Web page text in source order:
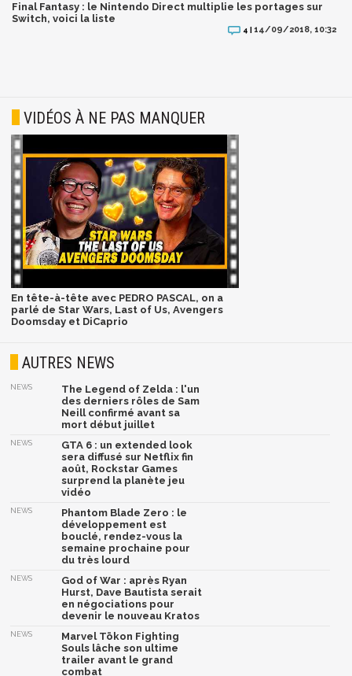
Final Fantasy : le Nintendo Direct multiplie les portages sur
Switch, voici la liste
4 | 14/09/2018, 10:32
VIDÉOS À NE PAS MANQUER
En tête-à-tête avec PEDRO PASCAL, on a
parlé de Star Wars, Last of Us, Avengers
Doomsday et DiCaprio
AUTRES NEWS
NEWS
The Legend of Zelda : l'un
des derniers rôles de Sam
Neill confirmé avant sa
mort début juillet
NEWS
GTA 6 : un extended look
sera diffusé sur Netflix fin
août, Rockstar Games
surprend la planète jeu
vidéo
NEWS
Phantom Blade Zero : le
développement est
bouclé, rendez-vous la
semaine prochaine pour
du très lourd
NEWS
God of War : après Ryan
Hurst, Dave Bautista serait
en négociations pour
devenir le nouveau Kratos
NEWS
Marvel Tōkon Fighting
Souls lâche son ultime
trailer avant le grand
combat